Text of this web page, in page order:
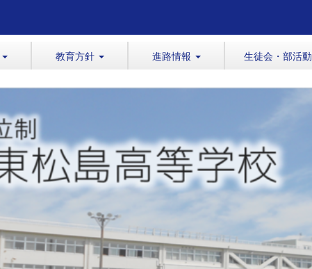
教育方針 進路情報 生徒会・部活動